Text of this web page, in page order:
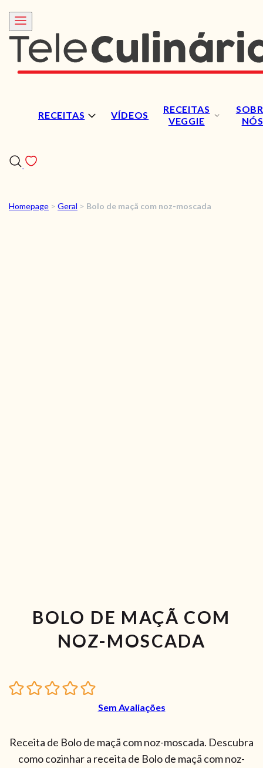
RECEITAS VÍDEOS
RECEITAS
VEGGIE
NÓS
RECEITAS
Homepage > Geral > Bolo de maçã com noz-moscada
BOLO DE MAÇÃ COM
NOZ-MOSCADA
Sem Avaliações
Receita de Bolo de maçã com noz-moscada. Descubra
como cozinhar a receita de Bolo de maçã com noz-